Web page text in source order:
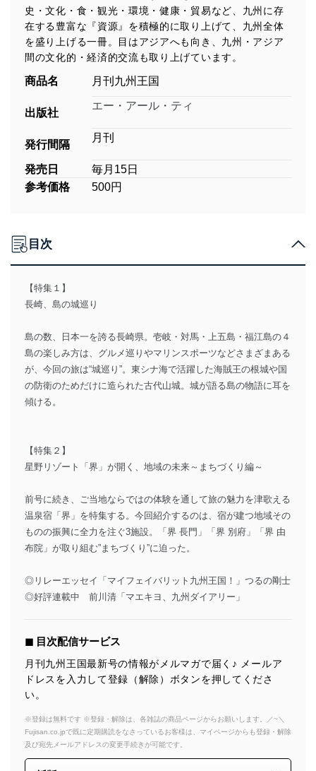
史・文化・食・観光・環境・健康・貿易など、九州に存
在する豊富な『資源』を積極的に取り上げて、九州全体
を盛り上げる一冊。目はアジアへも向き、九州・アジア
間の文化的・経済的交流も取り上げています。
商品名 月刊九州王国
出版社
エー・アール・ティ
発行間隔
月刊
発売日
毎月15日
参考価格
500円
目次
【特集１】
長崎、島の城巡り
島の数、日本一を誇る長崎県。壱岐・対馬・上五島・福江島の４
島の楽しみ方は、グルメ巡りやマリンスポーツなどさまざまある
が、今回の旅は“城巡り”。東シナ海で活躍した海賊王の根城や国
の防衛のためだけに造られた古代山城。城が語る島の物語に耳を
傾ける。
【特集２】
星野リゾート「界」が開く、地域の未来～まちづくり編～
前号に続き、ご当地ならではの体験を通して旅の魅力を津歌える
温泉宿「界」を特集する。今回紹介するのは、宿が建つ地域その
ものの振興に全力を注ぐ3施設。「界 長門」「界 別府」「界 由
布院」が取り組む”まちづくり”に迫った。
◎リレーエッセイ「マイフェイバリット九州王国！」つるの剛士
◎好評連載中 前川清「マエキヨ、九州ダイアリー」
◼︎ 目次配信サービス
月刊九州王国最新号の情報がメルマガで届く♪ メールア
ドレスを入力して登録（解除）ボタンを押してくださ
い。
※登録は無料です ※登録・解除は、各雑誌の商品ページからお願いします。／~＼
Fujisan.co.jpで既に定期購読をなさっているお客様は、マイページからも登録・解除
及び宛先メールアドレスの変更手続きが可能です。